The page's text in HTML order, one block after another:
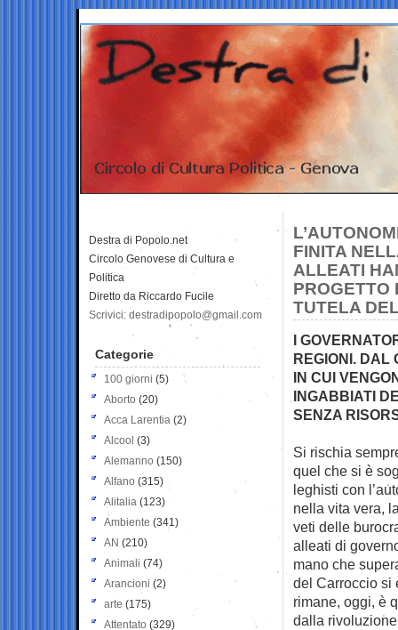
FINITA
ALLEATI
PROGETTO
TUTELA
I
REGIONI. DAL
IN CUI
INGABBIATI
SENZA
Si rischia
quel che si è
leghisti con
nella vita vera,
veti delle
alleati di
mano che
del Carroccio si
rimane, oggi, è
dalla
Destra di Popolo.net
Circolo Genovese di Cultura e
Politica
Diretto da Riccardo Fucile
Scrivici: destradipopolo@gmail.com
Categorie
100 giorni (5)
Aborto (20)
Acca Larentia (2)
Alcool (3)
Alemanno (150)
Alfano (315)
Alitalia (123)
Ambiente (341)
AN (210)
Animali (74)
Arancioni (2)
arte (175)
Attentato (329)